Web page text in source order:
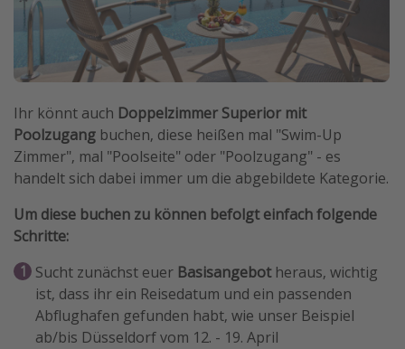
Ihr könnt auch Doppelzimmer Superior mit
Poolzugang buchen, diese heißen mal "Swim-Up
Zimmer", mal "Poolseite" oder "Poolzugang" - es
handelt sich dabei immer um die abgebildete Kategorie.
Um diese buchen zu können befolgt einfach folgende
Schritte:
Sucht zunächst euer Basisangebotheraus, wichtig
ist, dass ihr ein Reisedatum und ein passenden
Abflughafen gefunden habt, wie unser Beispiel
ab/bis Düsseldorf vom 12. - 19. April